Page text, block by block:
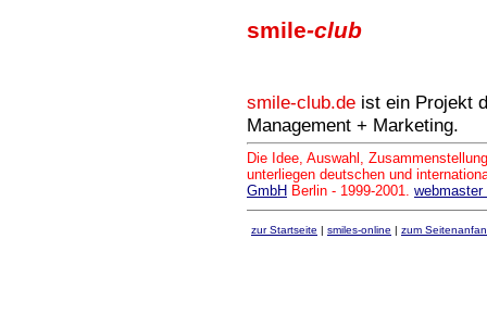
smile-club
smile-club.de ist ein Projekt
Management + Marketing.
Die Idee, Auswahl,
unterliegen deutschen und
GmbH Berlin - 1999-2001.
zur Startseite | smiles-online | zum